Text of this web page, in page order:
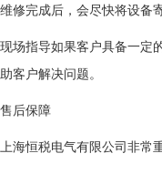
维修完成后，会尽快将设备
现场指导如果客户具备一定
助客户解决问题。
售后保障
上海恒税电气有限公司非常